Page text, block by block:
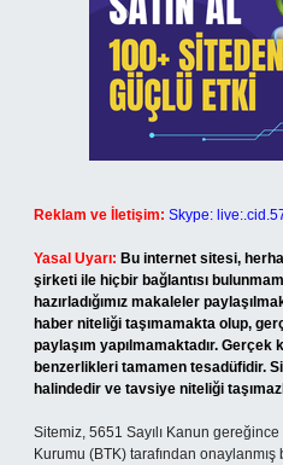
Reklam ve İletişim: Skype:
Yasal Uyarı: Bu internet sitesi,
şirketi ile hiçbir bağlantısı
hazırladığımız makaleler
haber niteliği taşımamakta olup,
paylaşım yapılmamaktadır.
benzerlikleri tamamen tesadüfidir.
halindedir ve tavsiye niteliği
Sitemiz, 5651 Sayılı Kanun
Kurumu (BTK) tarafından onaylanmış